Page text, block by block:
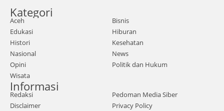
Dina
s
Kep
emu
daa
n
dan
Olah
Kategori
Aceh
Bisnis
Edukasi
Hiburan
Histori
Kesehatan
Nasional
News
Opini
Politik dan Hukum
Wisata
Informasi
Redaksi
Pedoman Media Siber
Disclaimer
Privacy Policy